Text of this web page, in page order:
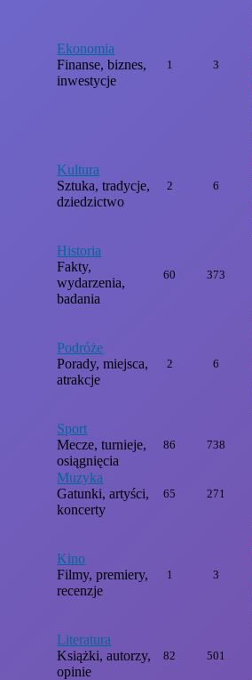
Ekonomia
Finanse, biznes,
inwestycje
1 3
Kultura
Sztuka, tradycje,
dziedzictwo
2 6
Historia
Fakty,
wydarzenia,
badania
60 373
Podróże
Porady, miejsca,
atrakcje
2 6
Sport
Mecze, turnieje,
osiągnięcia
86 738
Muzyka
Gatunki, artyści,
koncerty
65 271
Kino
Filmy, premiery,
recenzje
1 3
Literatura
Książki, autorzy,
opinie
82 501